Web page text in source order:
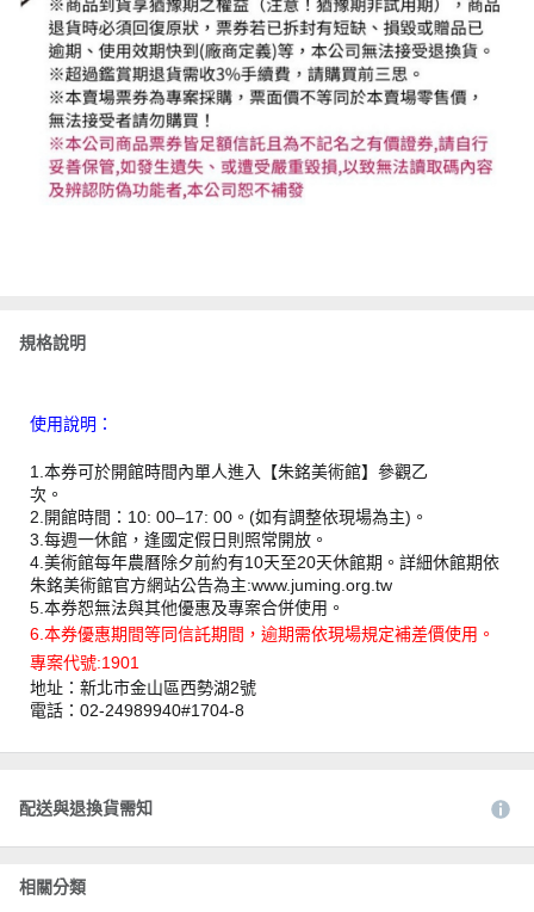
規格說明
使用說明：
1.本券可於開館時間內單人進入【朱銘美術館】參觀乙
次。
2.開館時間：10: 00–17: 00。(如有調整依現場為主)。
3.每週一休館，逢國定假日則照常開放。
4.美術館每年農曆除夕前約有10天至20天休館期。詳細休館期依
朱銘美術館官方網站公告為主:www.juming.org.tw
5.本券恕無法與其他優惠及專案合併使用。
6.本券優惠期間等同信託期間，逾期需依現場規定補差價使用。
專案代號:1901
地址：新北市金山區西勢湖2號
電話：02-24989940#1704-8
配送與退換貨需知
相關分類